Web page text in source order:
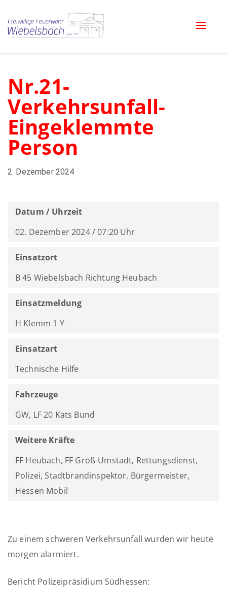
Toggle
Nr.21-
Verkehrsunfall-
Eingeklemmte
Person
2. Dezember 2024
Datum / Uhrzeit
02. Dezember 2024 / 07:20 Uhr
Einsatzort
B 45 Wiebelsbach Richtung Heubach
Einsatzmeldung
H Klemm 1 Y
Einsatzart
Technische Hilfe
Fahrzeuge
GW, LF 20 Kats Bund
Weitere Kräfte
FF Heubach, FF Groß-Umstadt, Rettungsdienst,
Polizei, Stadtbrandinspektor, Bürgermeister,
Hessen Mobil
Zu einem schweren Verkehrsunfall wurden wir heute
morgen alarmiert.
Bericht Polizeipräsidium Südhessen: